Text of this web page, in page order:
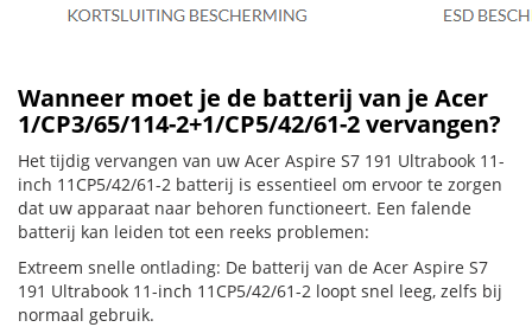
Wanneer moet je de batterij van je Acer
1/CP3/65/114-2+1/CP5/42/61-2 vervangen?
Het tijdig vervangen van uw Acer Aspire S7 191 Ultrabook 11-
inch 11CP5/42/61-2 batterij is essentieel om ervoor te zorgen
dat uw apparaat naar behoren functioneert. Een falende
batterij kan leiden tot een reeks problemen:
Extreem snelle ontlading: De batterij van de Acer Aspire S7
191 Ultrabook 11-inch 11CP5/42/61-2 loopt snel leeg, zelfs bij
normaal gebruik.